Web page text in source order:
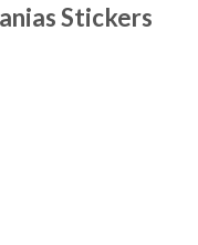
Stickers